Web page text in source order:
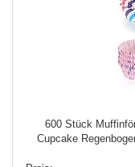
600 Stück
Cupcake